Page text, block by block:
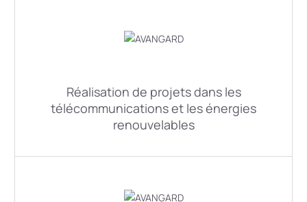
Réalisation de projets dans les
télécommunications et les énergies
renouvelables